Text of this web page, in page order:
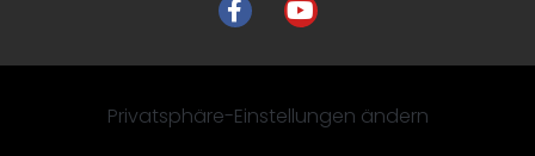
Privatsphäre-Einstellungen ändern